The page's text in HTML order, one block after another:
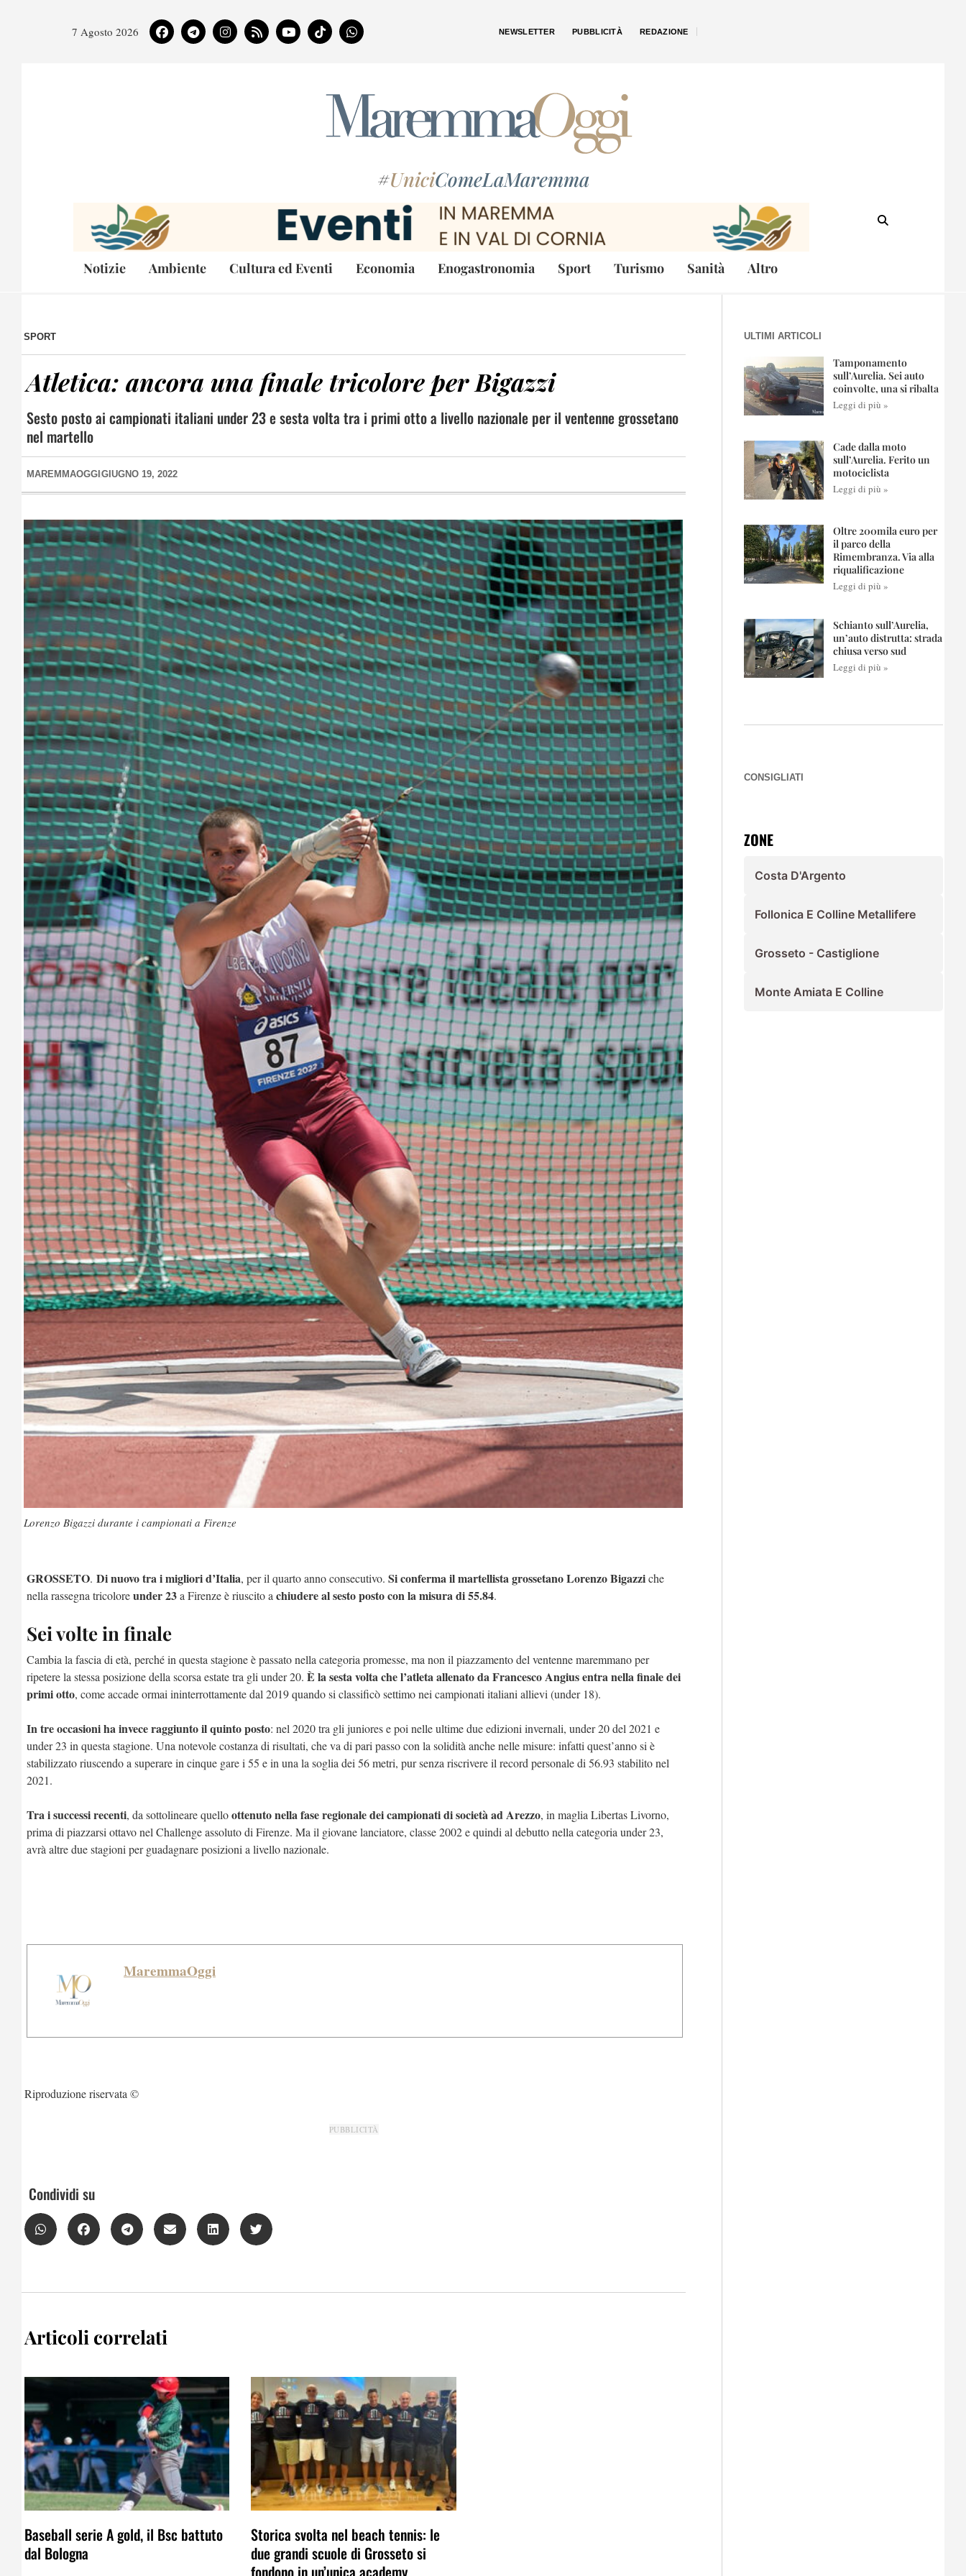
7 Agosto 2026 NEWSLETTER PUBBLICITÀ REDAZIONE
#UniciComeLaMaremma
Notizie Ambiente Cultura ed Eventi Economia Enogastronomia Sport Turismo Sanità Altro
SPORT
Atletica: ancora una finale tricolore per Bigazzi
Sesto posto ai campionati italiani under 23 e sesta volta tra i primi otto a livello nazionale per il ventenne grossetano
nel martello
MAREMMAOGGI GIUGNO 19, 2022
Lorenzo Bigazzi durante i campionati a Firenze
GROSSETO. Di nuovo tra i migliori d’Italia, per il quarto anno consecutivo. Si conferma il martellista grossetano Lorenzo Bigazziche
nella rassegna tricoloreunder 23a Firenze è riuscito achiudere al sesto posto con la misura di 55.84.
Sei volte in finale
Cambia la fascia di età, perché in questa stagione è passato nella categoria promesse, ma non il piazzamento del ventenne maremmano per
ripetere la stessa posizione della scorsa estate tra gli under 20. È la sesta volta che l’atleta allenato da Francesco Angius entra nella finale dei
primi otto, come accade ormai ininterrottamente dal 2019 quando si classificò settimo nei campionati italiani allievi (under 18).
In tre occasioni ha invece raggiunto il quinto posto: nel 2020 tra gli juniores e poi nelle ultime due edizioni invernali, under 20 del 2021 e
under 23 in questa stagione. Una notevole costanza di risultati, che va di pari passo con la solidità anche nelle misure: infatti quest’anno si è
stabilizzato riuscendo a superare in cinque gare i 55 e in una la soglia dei 56 metri, pur senza riscrivere il record personale di 56.93 stabilito nel
2021.
Tra i successi recenti, da sottolineare quelloottenuto nella fase regionale dei campionati di società ad Arezzo, in maglia Libertas Livorno,
prima di piazzarsi ottavo nel Challenge assoluto di Firenze. Ma il giovane lanciatore, classe 2002 e quindi al debutto nella categoria under 23,
avrà altre due stagioni per guadagnare posizioni a livello nazionale.
MaremmaOggi
Riproduzione riservata ©
PUBBLICITÀ
Condividi su
Articoli correlati
Baseball serie A gold, il Bsc battuto
dal Bologna
Storica svolta nel beach tennis: le
due grandi scuole di Grosseto si
fondono in un’unica academy
ULTIMI ARTICOLI
Tamponamento
sull’Aurelia. Sei auto
coinvolte, una si ribalta
Leggi di più »
Cade dalla moto
sull’Aurelia. Ferito un
motociclista
Leggi di più »
Oltre 200mila euro per
il parco della
Rimembranza. Via alla
riqualificazione
Leggi di più »
Schianto sull’Aurelia,
un’auto distrutta: strada
chiusa verso sud
Leggi di più »
CONSIGLIATI
ZONE
Costa D'Argento
Follonica E Colline Metallifere
Grosseto - Castiglione
Monte Amiata E Colline